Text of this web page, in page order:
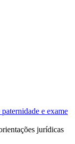
e exame
jurídicas